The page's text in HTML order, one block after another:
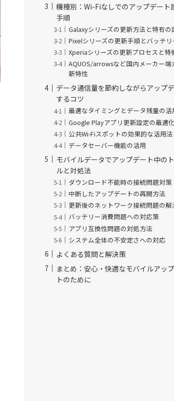
機種別：Wi-Fiなしでのアップデート
手順
Galaxyシリーズの更新方法と特有の
Pixelシリーズの更新手順とバッテ
Xperiaシリーズの更新プロセスと特
AQUOS/arrowsなど国内メーカー端
新特性
データ通信量を節約しながらアップ
するコツ
最適なタイミングとデータ残量の活
Google Playアプリ更新設定の最適化
公共Wi-Fiスポットの効果的な活用法
データセーバー機能の活用
モバイルデータでアップデート中の
ルと対処法
ダウンロード不能時の接続問題対策
中断したアップデートの再開方法
更新後のネットワーク接続問題の解
バッテリー消費問題への対応策
アプリ互換性問題の対処方法
システム全体の不安定さへの対応
よくある質問と解決策
まとめ：安心・快適なモバイルアッ
トのために